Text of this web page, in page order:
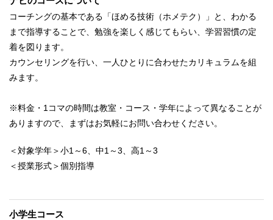
コーチングの基本である「ほめる技術（ホメテク）」と、わかる
まで指導することで、勉強を楽しく感じてもらい、学習習慣の定
着を図ります。
カウンセリングを行い、一人ひとりに合わせたカリキュラムを組
みます。
※料金・1コマの時間は教室・コース・学年によって異なることが
ありますので、まずはお気軽にお問い合わせください。
＜対象学年＞小1～6、中1～3、高1～3
＜授業形式＞個別指導
小学生コース